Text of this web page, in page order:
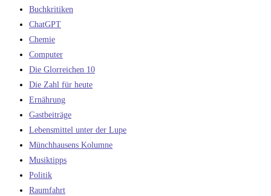
Buchkritiken
ChatGPT
Chemie
Computer
Die Glorreichen 10
Die Zahl für heute
Ernährung
Gastbeiträge
Lebensmittel unter der Lupe
Münchhausens Kolumne
Musiktipps
Politik
Raumfahrt